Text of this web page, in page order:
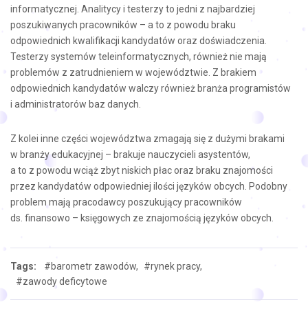
informatycznej. Analitycy i testerzy to jedni z najbardziej
poszukiwanych pracowników – a to z powodu braku
odpowiednich kwalifikacji kandydatów oraz doświadczenia.
Testerzy systemów teleinformatycznych, również nie mają
problemów z zatrudnieniem w województwie. Z brakiem
odpowiednich kandydatów walczy również branża programistów
i administratorów baz danych.
Z kolei inne części województwa zmagają się z dużymi brakami
w branży edukacyjnej – brakuje nauczycieli asystentów,
a to z powodu wciąż zbyt niskich płac oraz braku znajomości
przez kandydatów odpowiedniej ilości języków obcych. Podobny
problem mają pracodawcy poszukujący pracowników
ds. finansowo – księgowych ze znajomością języków obcych.
Tags: #barometr zawodów,
#rynek pracy,
#zawody deficytowe